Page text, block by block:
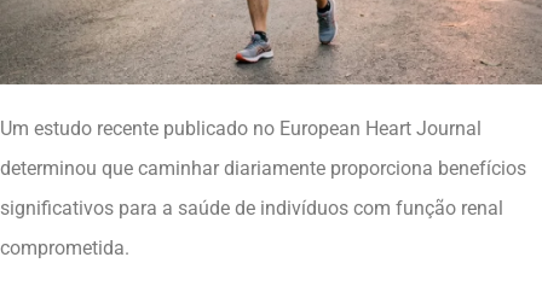
Um estudo recente publicado no European Heart Journal
determinou que caminhar diariamente proporciona benefícios
significativos para a saúde de indivíduos com função renal
comprometida.